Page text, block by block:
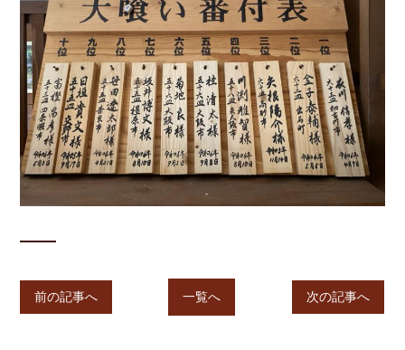
前の記事へ 一覧へ 次の記事へ